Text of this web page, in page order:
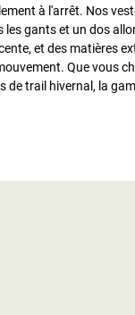
à l'arrêt. Nos
gants et un dos
et des matières
Que vous
trail hivernal, la